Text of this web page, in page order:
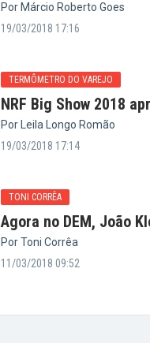
Por Márcio Roberto Goes
19/03/2018 17:16
TERMÔMETRO DO VAREJO
NRF Big Show 2018
Por Leila Longo Romão
19/03/2018 17:14
TONI CORRÊA
Agora no DEM, João
Por Toni Corrêa
11/03/2018 09:52